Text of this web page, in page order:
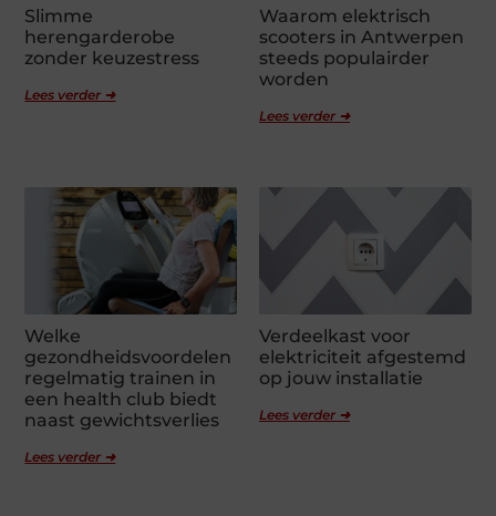
Slimme
herengarderobe
zonder keuzestress
Lees verder ➜
Waarom elektrisch
scooters in Antwerpen
steeds populairder
worden
Lees verder ➜
Welke
gezondheidsvoordelen
regelmatig trainen in
een health club biedt
naast gewichtsverlies
Lees verder ➜
Verdeelkast voor
elektriciteit afgestemd
op jouw installatie
Lees verder ➜